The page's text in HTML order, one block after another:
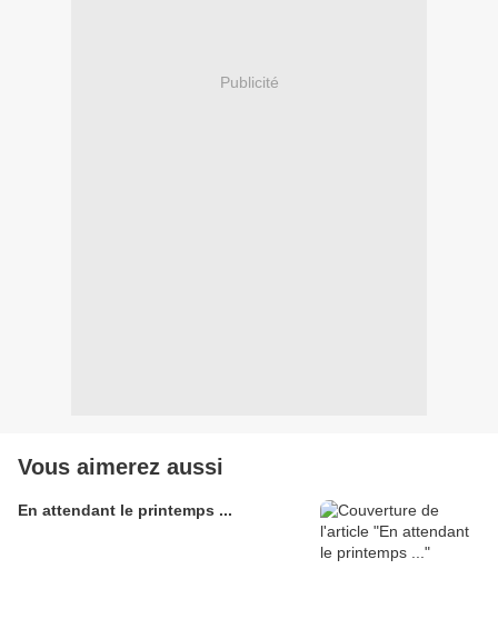
Publicité
Vous aimerez aussi
En attendant le printemps ...